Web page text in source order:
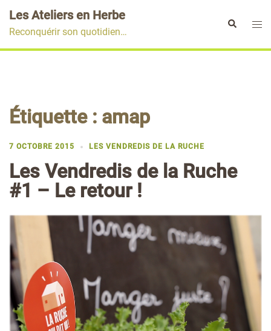
au
contenu
Les Ateliers en Herbe
Reconquérir son quotidien…
Rechercher
Étiquette : amap
7 OCTOBRE 2015 LES VENDREDIS DE LA RUCHE
Les Vendredis de la Ruche
#1 – Le retour !